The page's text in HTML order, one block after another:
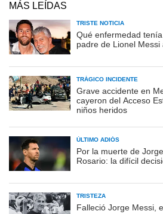
MÁS LEÍDAS
TRISTE NOTICIA
Qué enfermedad
padre de Lionel
TRÁGICO INCIDENTE
Grave accidente en
cayeron del Acceso
niños heridos
ÚLTIMO ADIÓS
Por la muerte de
Rosario: la difícil
TRISTEZA
Falleció Jorge Messi,